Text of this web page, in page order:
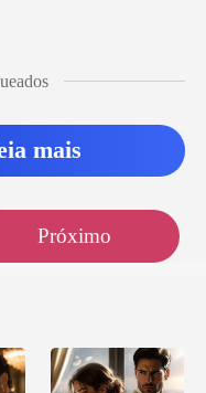
pela c
mais
Próximo